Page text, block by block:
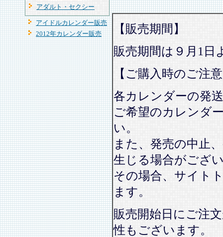
アダルト・セクシー
アイドルカレンダー販売
2012年カレンダー販売
【販売期間】
販売期間は９月1日
【ご購入時のご注
各カレンダーの発
ご希望のカレンダ
い。
また、発売の中止
生じる場合がござ
その場合、サイト
ます。
販売開始日にご注
性もございます。